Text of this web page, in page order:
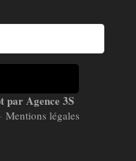
par Agence 3S
Mentions légales